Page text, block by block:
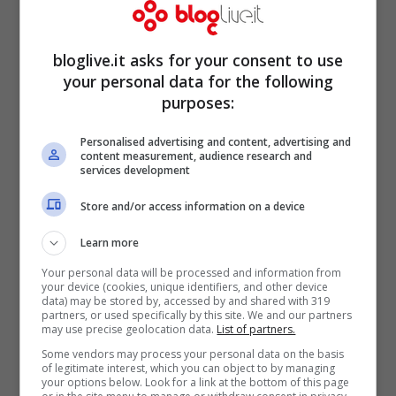
Il Governatore della Campania, Vincenzo
De Luca, torna ad attaccare il Governo e
scuole. Secondo De Luca non ci sarebbero
prossimo 14 settembre, visto che in
Campania il materiale sta ancora
arrivando. Inoltre, criticata la decisione di
far misurare la temperatura agli studenti a
casa, così sarebbero stati stanziati tre mila
euro per munire le scuole di misuratori. Il
bloglive.it asks for your consent to use
your personal data for the following
purposes:
Personalised advertising and content, advertising and
content measurement, audience research and
services development
Store and/or access information on a device
Learn more
Your personal data will be processed and information from
your device (cookies, unique identifiers, and other device
data) may be stored by, accessed by and shared with 319
partners, or used specifically by this site. We and our partners
may use precise geolocation data. List of partners.
Some vendors may process your personal data on the basis
of legitimate interest, which you can object to by managing
your options below. Look for a link at the bottom of this page